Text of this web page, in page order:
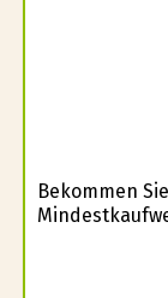
Bekommen